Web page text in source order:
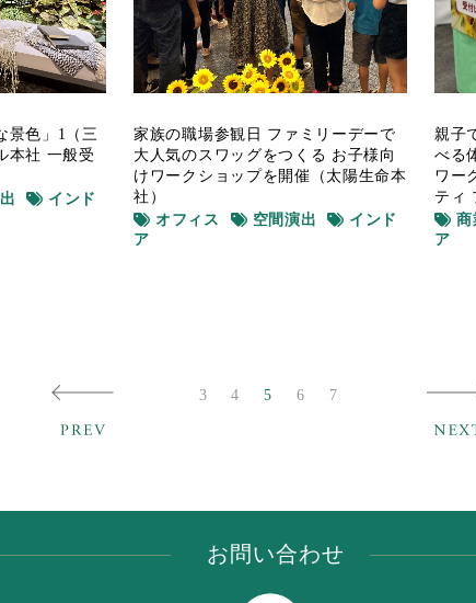
景色」1（三
本社 一般受
インド
家族の職場参観日 ファミリーデーで
大人気のスワッグをつくる お子様向
けワークショップを開催（太陽生命本
社）
オフィス
空間演出
インド
ア
親子
べる
ワー
ティ
商
ア
3 4 5 6 7
お問い合わせ